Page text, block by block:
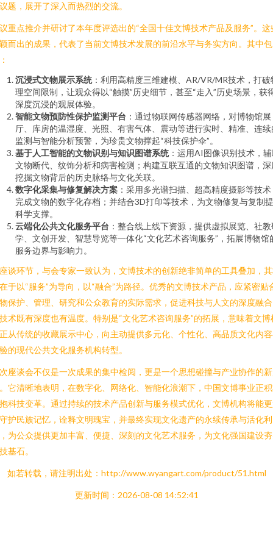
题，展开了深入而热烈的交流。
重点推介并研讨了本年度评选出的“全国十佳文博技术产品及服务”。这
而出的成果，代表了当前文博技术发展的前沿水平与务实方向。其中包
沉浸式文物展示系统：利用高精度三维建模、AR/VR/MR技术，打破
理空间限制，让观众得以“触摸”历史细节，甚至“走入”历史场景，获
深度沉浸的观展体验。
智能文物预防性保护监测平台 ：通过物联网传感器网络，对博物馆展
厅、库房的温湿度、光照、有害气体、震动等进行实时、精准、连续
监测与智能分析预警，为珍贵文物撑起“科技保护伞”。
基于人工智能的文物识别与知识图谱系统：运用AI图像识别技术，
文物断代、纹饰分析和病害检测；构建互联互通的文物知识图谱，深
挖掘文物背后的历史脉络与文化关联。
数字化采集与修复解决方案 ：采用多光谱扫描、超高精度摄影等技
完成文物的数字化存档；并结合3D打印等技术，为文物修复与复制
科学支撑。
云端化公共文化服务平台 ：整合线上线下资源，提供虚拟展览、社
学、文创开发、智慧导览等一体化“文化艺术咨询服务”，拓展博物馆
服务边界与影响力。
谈环节，与会专家一致认为，文博技术的创新绝非简单的工具叠加，
于以“服务”为导向，以“融合”为路径。优秀的文博技术产品，应紧密贴
保护、管理、研究和公众教育的实际需求，促进科技与人文的深度融
术既有深度也有温度。特别是“文化艺术咨询服务”的拓展，意味着文博
从传统的收藏展示中心，向主动提供多元化、个性化、高品质文化内
的现代公共文化服务机构转型。
座谈会不仅是一次成果的集中检阅，更是一个思想碰撞与产业协作的
它清晰地表明，在数字化、网络化、智能化浪潮下，中国文博事业正
科技变革。通过持续的技术产品创新与服务模式优化，文博机构将能
护民族记忆，诠释文明瑰宝，并最终实现文化遗产的永续传承与活化利
为公众提供更加丰富、便捷、深刻的文化艺术服务，为文化强国建设
基石。
如若转载，请注明出处：http://www.wyangart.com/product/51.html
更新时间：2026-08-08 14:52:41